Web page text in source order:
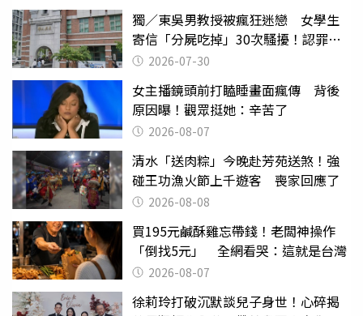
獨／東吳男教授被瘋狂迷戀 女學生
寄信「分屍吃掉」30次騷擾！認罪免
關 2026-07-30
女主播鏡頭前打瞌睡畫面瘋傳 背後
原因曝！觀眾挺她：辛苦了
2026-08-07
清水「送肉粽」今晚赴芳苑送煞！強
碰王功漁火節上千遊客 喪家回應了
2026-08-08
買195元鹹酥雞忘帶錢！老闆神操作
「倒找5元」 全網看哭：這就是台灣
2026-08-07
徐莉玲打破沉默談兒子身世！心碎揭